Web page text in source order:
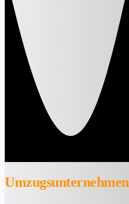
Umzugsunternehmen